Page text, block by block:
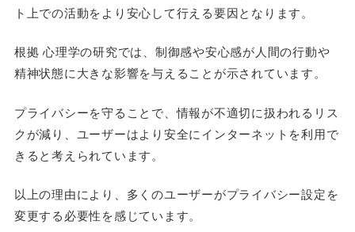
ト上での活動をより安心して行える要因となります。
根拠 心理学の研究では、制御感や安心感が人間の行動や
精神状態に大きな影響を与えることが示されています。
プライバシーを守ることで、情報が不適切に扱われるリス
クが減り、ユーザーはより安全にインターネットを利用で
きると考えられています。
以上の理由により、多くのユーザーがプライバシー設定を
変更する必要性を感じています。